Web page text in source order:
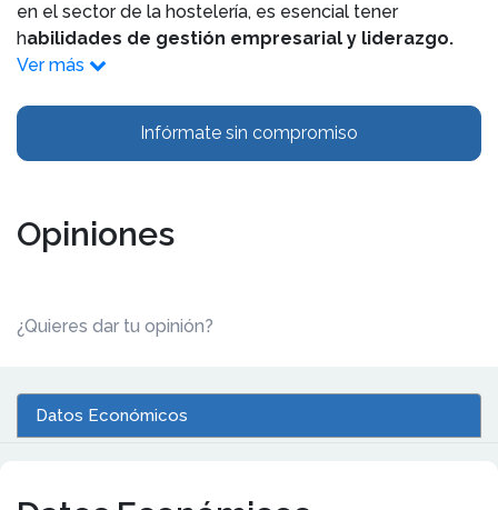
en el sector de la hostelería, es esencial tener
habilidades de gestión empresarial y liderazgo.
Ver más
Infórmate sin compromiso
Opiniones
¿Quieres dar tu opinión?
Datos Económicos